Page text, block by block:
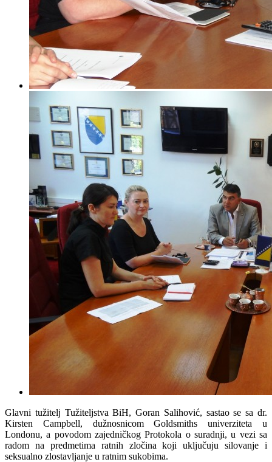
Glavni tužitelj Tužiteljstva BiH, Goran Salihović, sastao se sa dr.
Kirsten Campbell, dužnosnicom Goldsmiths univerziteta u
Londonu, a povodom zajedničkog Protokola o suradnji, u vezi sa
radom na predmetima ratnih zločina koji uključuju silovanje i
seksualno zlostavljanje u ratnim sukobima.